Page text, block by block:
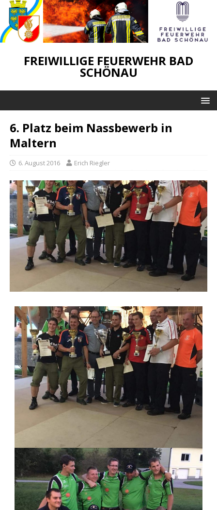
FREIWILLIGE FEUERWEHR BAD
SCHÖNAU
6. Platz beim Nassbewerb in
Maltern
6. August 2016 Erich Riegler